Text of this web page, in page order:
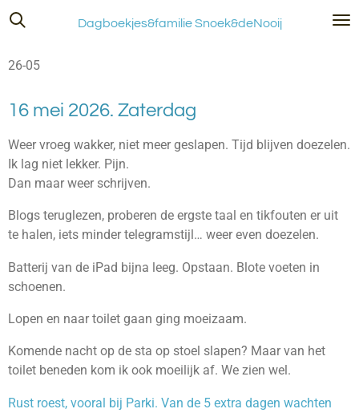
Ga
de
Dagboekjes&familie Snoek&deNooij
26-05
16 mei 2026. Zaterdag
Weer vroeg wakker, niet meer geslapen. Tijd blijven doezelen.
Ik lag niet lekker. Pijn.
Dan maar weer schrijven.
Blogs teruglezen, proberen de ergste taal en tikfouten er uit
te halen, iets minder telegramstijl… weer even doezelen.
Batterij van de iPad bijna leeg. Opstaan. Blote voeten in
schoenen.
Lopen en naar toilet gaan ging moeizaam.
Komende nacht op de sta op stoel slapen? Maar van het
toilet beneden kom ik ook moeilijk af. We zien wel.
Rust roest, vooral bij Parki. Van de 5 extra dagen wachten